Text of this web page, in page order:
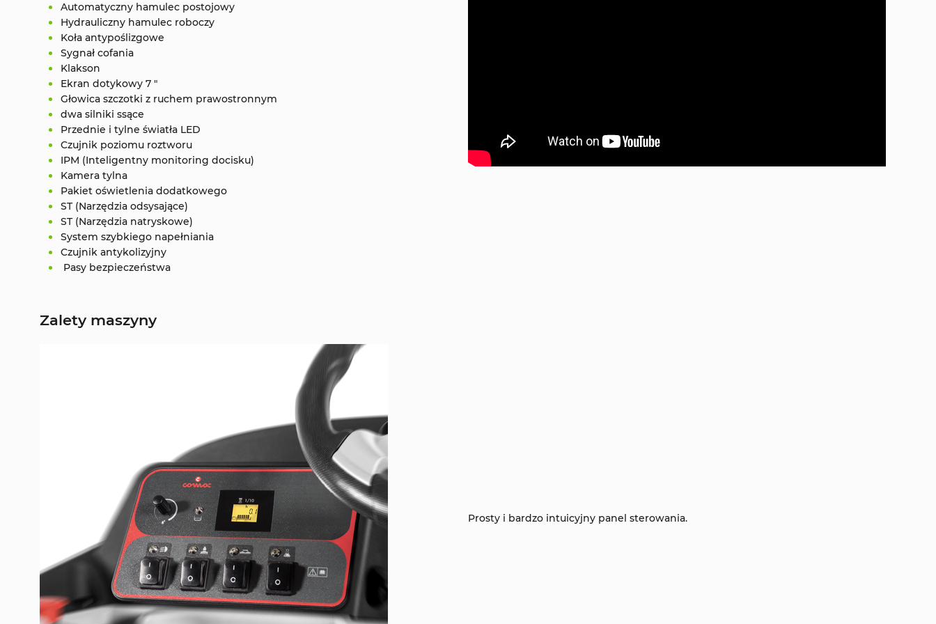
Automatyczny hamulec postojowy
Hydrauliczny hamulec roboczy
Koła antypoślizgowe
Sygnał cofania
Klakson
Ekran dotykowy 7 "
Głowica szczotki z ruchem prawostronnym
dwa silniki ssące
Przednie i tylne światła LED
Czujnik poziomu roztworu
IPM (Inteligentny monitoring docisku)
Kamera tylna
Pakiet oświetlenia dodatkowego
ST (Narzędzia odsysające)
ST (Narzędzia natryskowe)
System szybkiego napełniania
Czujnik antykolizyjny
Pasy bezpieczeństwa
Zalety maszyny
Prosty i bardzo intuicyjny panel sterowania.